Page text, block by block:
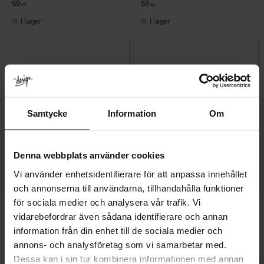
Samtycke Information Om
Denna webbplats använder cookies
Vi använder enhetsidentifierare för att anpassa innehållet
och annonserna till användarna, tillhandahålla funktioner
för sociala medier och analysera vår trafik. Vi
vidarebefordrar även sådana identifierare och annan
information från din enhet till de sociala medier och
annons- och analysföretag som vi samarbetar med.
Dessa kan i sin tur kombinera informationen med annan
59 KR
I lager
59 KR
I lager
Knopp Stinsen Antik
Betyg: (3)4.7 utav 5 stjärnor
79 KR
I lager
Knopp Stinsen Krom
Betyg: (3)4.7 utav 5 stjärnor
79
I lager